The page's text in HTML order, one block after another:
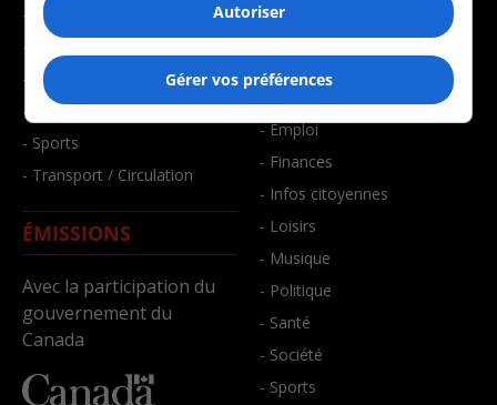
- Éducation
- Environnement
- Faits divers
- Santé et bien-être
- Sports
- Transport / Circulation
ÉMISSIONS
Avec la participation du
gouvernement du
Canada
- Affaires
- Emploi
- Finances
- Infos citoyennes
- Loisirs
- Musique
- Politique
- Santé
- Société
- Sports
Autoriser
Gérer vos préférences